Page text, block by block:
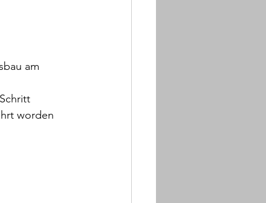
am
worden